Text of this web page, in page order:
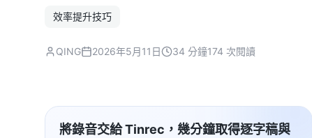
效率提升技巧
QING 2026年5月11日 34 分鐘174 次閱讀
將錄音交給 Tinrec，幾分鐘取得逐字稿與